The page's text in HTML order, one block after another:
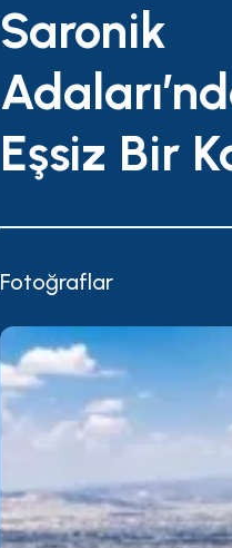
Saronik
Eşsiz Bir
Fotoğraflar